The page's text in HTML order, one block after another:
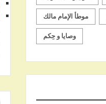
موطأ الإمام مالك
وصايا و حِكم